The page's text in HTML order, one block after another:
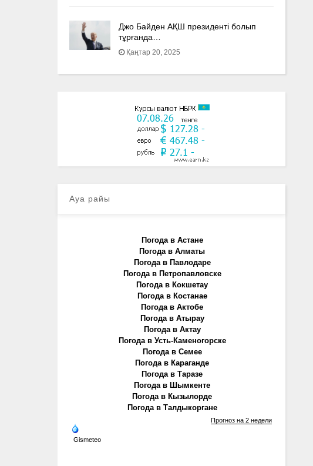
Джо Байден АҚШ президенті болып
тұрғанда…
Қаңтар 20, 2025
Ауа райы
Погода в Астане
Погода в Алматы
Погода в Павлодаре
Погода в Петропавловске
Погода в Кокшетау
Погода в Костанае
Погода в Актобе
Погода в Атырау
Погода в Актау
Погода в Усть-Каменогорске
Погода в Семее
Погода в Караганде
Погода в Таразе
Погода в Шымкенте
Погода в Кызылорде
Погода в Талдыкоргане
Gismeteo
Прогноз на 2 недели